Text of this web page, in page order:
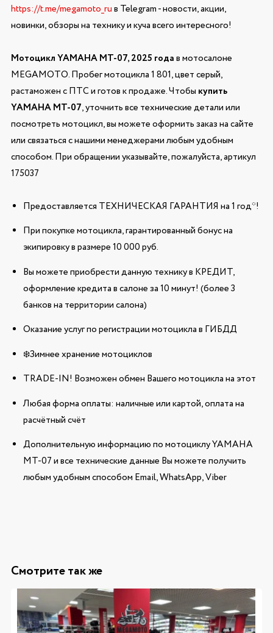
https://t.me/megamoto_ruв Telegram - новости, акции,
новинки, обзоры на технику и куча всего интересного!
Мотоцикл YAMAHA MT-07, 2025 годав мотосалоне
MEGAMOTO. Пробег мотоцикла 1 801, цвет серый,
растаможен с ПТС и готов к продаже. Чтобы купить
YAMAHA MT-07, уточнить все технические детали или
посмотреть мотоцикл, вы можете оформить заказ на сайте
или связаться с нашими менеджерами любым удобным
способом. При обращении указывайте, пожалуйста, артикул
175037
Предоставляется ТЕХНИЧЕСКАЯ ГАРАНТИЯ на 1 год*!
При покупке мотоцикла, гарантированный бонус на
экипировку в размере 10 000 руб.
Вы можете приобрести данную технику в КРЕДИТ,
оформление кредита в салоне за 10 минут! (более 3
банков на территории салона)
Оказание услуг по регистрации мотоцикла в ГИБДД
❄️Зимнее хранение мотоциклов
TRADE-IN! Возможен обмен Вашего мотоцикла на этот
Любая форма оплаты: наличные или картой, оплата на
расчётный счёт
Дополнительную информацию по мотоциклу YAMAHA
MT-07 и все технические данные Вы можете получить
любым удобным способом Email, WhatsApp, Viber
Смотрите так же